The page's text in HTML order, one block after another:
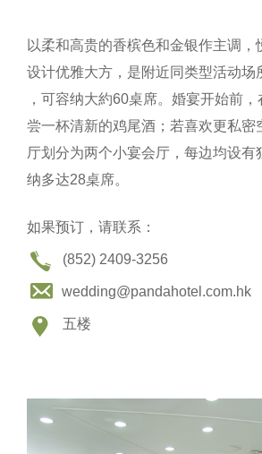
以柔和高贵的香槟色和金银作主调，
设计优雅大方，是附近同类型活动场
，可容纳大約60桌席。婚宴开始前
尝一杯清新的鸡尾酒；若喜欢更私密
厅划分为两个小宴会厅，每边均设有
纳多达28桌席。
如果预订，请联系：
(852) 2409-3256
wedding@pandahotel.com.hk
五楼